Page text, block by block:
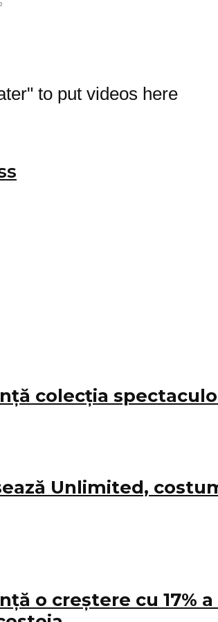
to put videos here
colecția
Unlimited,
o creștere cu 17%